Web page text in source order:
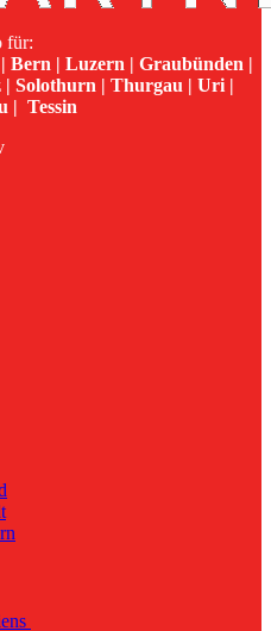
für:
Bern | Luzern | Graubünden |
| Solothurn | Thurgau | Uri |
| Tessin